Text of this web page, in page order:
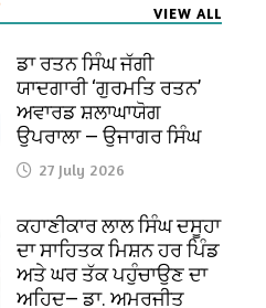
VIEW ALL
ਡਾ ਰਤਨ ਸਿੰਘ ਜੱਗੀ
ਯਾਦਗਾਰੀ ‘ਗੁਰਮਤਿ ਰਤਨ’
ਅਵਾਰਡ ਸ਼ਲਾਘਾਯੋਗ
ਉਪਰਾਲਾ — ਉਜਾਗਰ ਸਿੰਘ
27 July 2026
ਕਹਾਣੀਕਾਰ ਲਾਲ ਸਿੰਘ ਦਸੂਹਾ
ਦਾ ਸਾਹਿਤਕ ਮਿਸ਼ਨ ਹਰ ਪਿੰਡ
ਅਤੇ ਘਰ ਤੱਕ ਪਹੁੰਚਾਉਣ ਦਾ
ਅਹਿਦ— ਡਾ. ਅਮਰਜੀਤ